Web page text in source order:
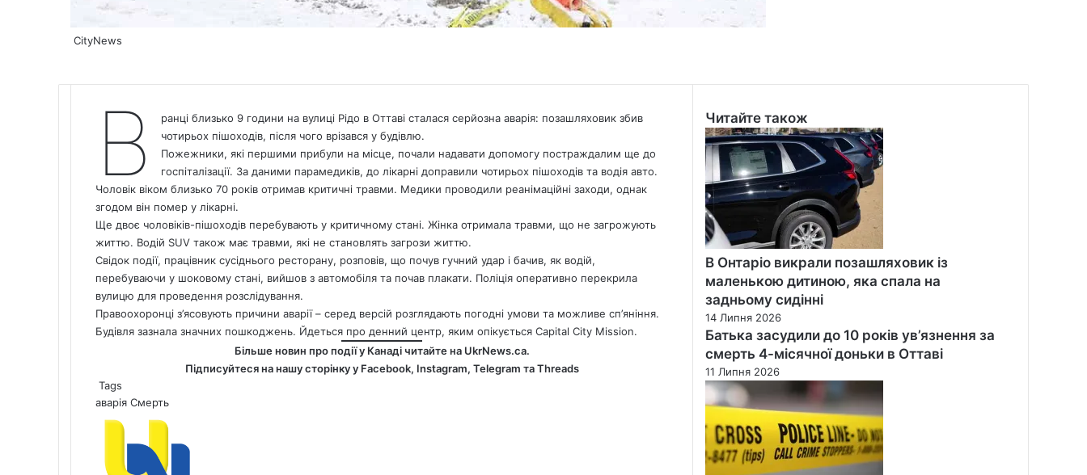
CityNews
В
ранці близько 9 години на вулиці Рідо в Оттаві сталася серйозна аварія: позашляховик збив
чотирьох пішоходів, після чого врізався у будівлю.
Пожежники, які першими прибули на місце, почали надавати допомогу постраждалим ще до
госпіталізації. За даними парамедиків, до лікарні доправили чотирьох пішоходів та водія авто.
Чоловік віком близько 70 років отримав критичні травми. Медики проводили реанімаційні заходи, однак
згодом він помер у лікарні.
Ще двоє чоловіків-пішоходів перебувають у критичному стані. Жінка отримала травми, що не загрожують
життю. Водій SUV також має травми, які не становлять загрози життю.
Свідок події, працівник сусіднього ресторану, розповів, що почув гучний удар і бачив, як водій,
перебуваючи у шоковому стані, вийшов з автомобіля та почав плакати. Поліція оперативно перекрила
вулицю для проведення розслідування.
Правоохоронці з’ясовують причини аварії – серед версій розглядають погодні умови та можливе сп’яніння.
Будівля зазнала значних пошкоджень. Йдеться про денний центр, яким опікується Capital City Mission.
Більше новин про події у Канаді читайте на UkrNews.ca.
Підписуйтеся на нашу сторінку у Facebook, Instagram, Telegram таThreads
Tags
аварія Смерть
Читайте також
Close
В Онтаріо викрали позашляховик із
маленькою дитиною, яка спала на
задньому сидінні
14 Липня 2026
Батька засудили до 10 років ув’язнення за
смерть 4-місячної доньки в Оттаві
11 Липня 2026